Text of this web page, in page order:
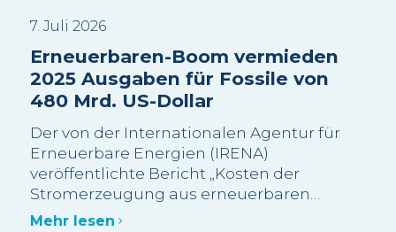
7. Juli 2026
Erneuerbaren-Boom vermieden
2025 Ausgaben für Fossile von
480 Mrd. US-Dollar
Der von der Internationalen Agentur für
Erneuerbare Energien (IRENA)
veröffentlichte Bericht „Kosten der
Stromerzeugung aus erneuerbaren
Energien im Jahr 2025“ schätzt, dass mehr
Mehr lesen